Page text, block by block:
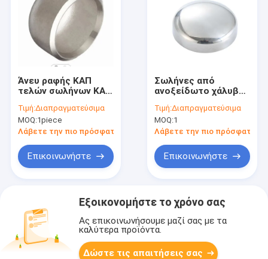
Άνευ ραφής ΚΑΠ
τελών σωλήνων ΚΑΠ
τοποθετήσεων
σωληνώσεων
τοποθετήσεων
συγκόλλησης άκρης
ανοξείδωτου
6» 8»
Τιμή:Διαπραγματεύσιμα
MOQ:1piece
Λάβετε την πιο πρόσφατη τιμή
Επικοινωνήστε
Σωλήνες από
ανοξείδωτο χάλυβα
Σωλήνες με καπάκι
ζύγισης βυθού 2''
SCH30 Στρογγυλοί
Τιμή:Διαπραγματεύσιμα
MOQ:1
Λάβετε την πιο πρόσφατη
Επικοινωνήστε
Εξοικονομήστε το χρόνο σας
Ας επικοινωνήσουμε μαζί σας με τα
καλύτερα προϊόντα.
Δώστε τις απαιτήσεις σας